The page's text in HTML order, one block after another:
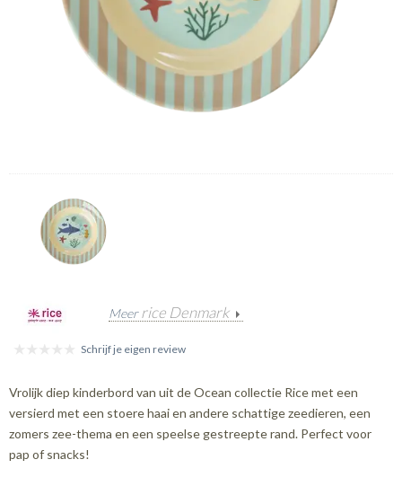
Meerrice Denmark
Schrijf je eigen review
Vrolijk diep kinderbord van uit de Ocean collectie Rice met een
versierd met een stoere haai en andere schattige zeedieren, een
zomers zee-thema en een speelse gestreepte rand. Perfect voor
pap of snacks!